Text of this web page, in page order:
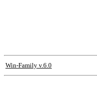
Win-Family v.6.0